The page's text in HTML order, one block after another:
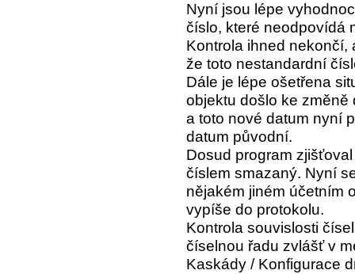
Nyní jsou lépe
číslo, které neodpovídá
Kontrola ihned nekončí,
že toto nestandardní
Dále je lépe ošetřena
objektu došlo ke změně
a toto nové datum nyní
datum původní.
Dosud program
číslem smazaný. Nyní
nějakém jiném účetním
vypíše do protokolu.
Kontrola souvislosti
číselnou řadu zvlášť v
Kaskády / Konfigurace